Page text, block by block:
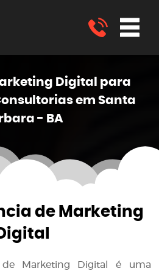
Digital para
em Santa
- BA
de Marketing
Marketing Digital
é uma